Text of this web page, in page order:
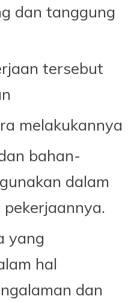
dan tanggung
tersebut
melakukannya
bahan-
dalam
yang
hal
dan